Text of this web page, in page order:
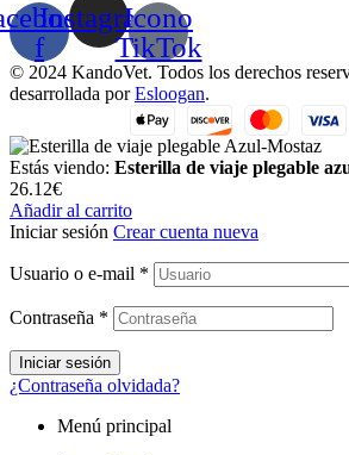
f
InstagramIcono
TikTok
© 2024 KandoVet. Todos los derechos
desarrollada porEsloogan.
Estás viendo: Esterilla de viaje plegable
26.12€
Añadir al carrito
Iniciar sesión Crear cuenta nueva
Usuario o e-mail *
Contraseña *
Iniciar sesión
¿Contraseña olvidada?
Menú principal